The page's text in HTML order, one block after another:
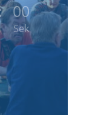
00
Sek